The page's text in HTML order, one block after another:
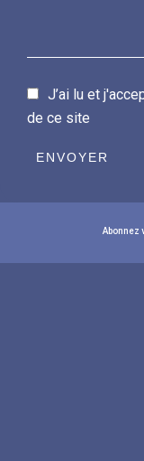
J’ai lu et
de ce site
ENVOYER
Abonnez